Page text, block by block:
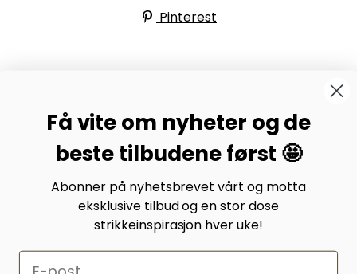
Pinterest
Bli medlem av Bystrikk-forumet vårt på Facebook og
møt både designere og teststrikkere, samt 31.000
andre Bystrikkere som deler erfaringer, bilder og
inspirasjon.
Bli medlem her.
Få vite om nyheter og de
beste tilbudene først 🤩
Abonner på nyhetsbrevet vårt og motta
eksklusive tilbud og en stor dose
strikkeinspirasjon hver uke!